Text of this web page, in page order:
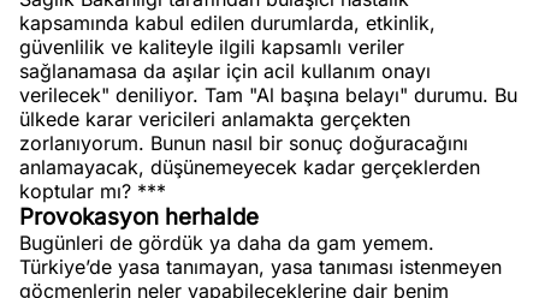
kapsamında kabul edilen durumlarda, etkinlik,
güvenlilik ve kaliteyle ilgili kapsamlı veriler
sağlanamasa da aşılar için acil kullanım onayı
verilecek" deniliyor. Tam "Al başına belayı" durumu. Bu
ülkede karar vericileri anlamakta gerçekten
zorlanıyorum. Bunun nasıl bir sonuç doğuracağını
anlamayacak, düşünemeyecek kadar gerçeklerden
koptular mı? ***
Provokasyon herhalde
Bugünleri de gördük ya daha da gam yemem.
Türkiye’de yasa tanımayan, yasa tanıması istenmeyen
göçmenlerin neler yapabileceklerine dair benim